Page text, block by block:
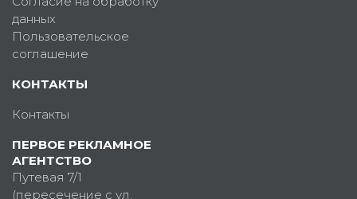
данных
Пользовательское
соглашение
КОНТАКТЫ
Контакты
ПЕРВОЕ РЕКЛАМНОЕ
АГЕНТСТВО
Путевая 7/1
(пересечение с ул.